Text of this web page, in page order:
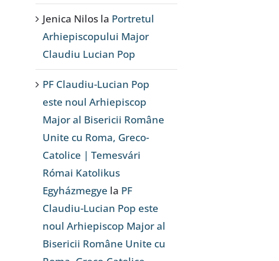
Jenica Nilos la Portretul
Arhiepiscopului Major
Claudiu Lucian Pop
PF Claudiu-Lucian Pop
este noul Arhiepiscop
Major al Bisericii Române
Unite cu Roma, Greco-
Catolice | Temesvári
Római Katolikus
Egyházmegye la PF
Claudiu-Lucian Pop este
noul Arhiepiscop Major al
Bisericii Române Unite cu